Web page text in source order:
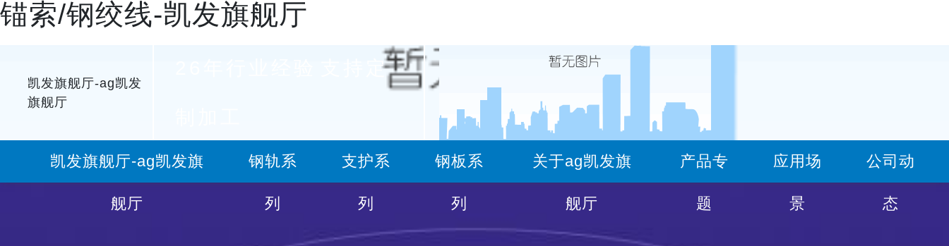
锚索/钢绞线-凯发旗舰厅
凯发旗舰厅-ag凯发
旗舰厅
支持定
服务热线
凯发旗舰厅-ag凯发旗
舰厅
钢轨系
列
支护系
列
钢板系
列
关于ag凯发旗
舰厅
产品专
题
应用场
景
公司动
态